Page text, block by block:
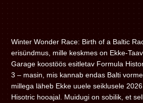
Winter Wonder Race: Birth of a Baltic
erisündmus, mille keskmes on Ekke-
Garage koostöös esitletav Formula
3 – masin, mis kannab endas Balti
millega läheb Ekke uuele seiklusele
Hisotric hooajal. Muidugi on sobilik, et